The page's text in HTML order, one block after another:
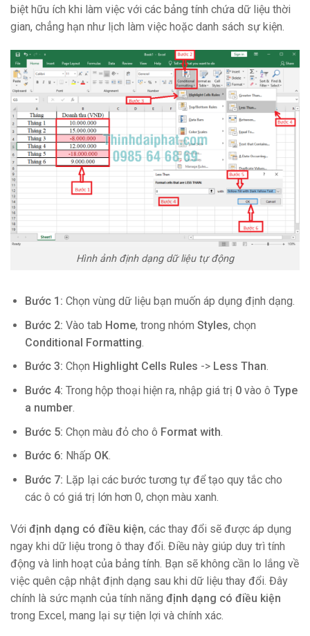
biệt hữu ích khi làm việc với các bảng tính chứa dữ liệu thời
gian, chẳng hạn như lịch làm việc hoặc danh sách sự kiện.
Hình ảnh định dạng dữ liệu tự động
Bước 1: Chọn vùng dữ liệu bạn muốn áp dụng định dạng.
Bước 2: Vào tab Home, trong nhóm Styles, chọn
Conditional Formatting.
Bước 3: Chọn Highlight Cells Rules -> Less Than.
Bước 4: Trong hộp thoại hiện ra, nhập giá trị 0vào ô Type
a number.
Bước 5: Chọn màu đỏ cho ô Format with
Bước 6: Nhấp OK.
Bước 7: Lặp lại các bước tương tự để tạo quy tắc cho
các ô có giá trị lớn hơn 0, chọn màu xanh.
Với định dạng có điều kiện, các thay đổi sẽ được áp dụng
ngay khi dữ liệu trong ô thay đổi. Điều này giúp duy trì tính
động và linh hoạt của bảng tính. Bạn sẽ không cần lo lắng về
việc quên cập nhật định dạng sau khi dữ liệu thay đổi. Đây
chính là sức mạnh của tính năng định dạng có điều kiện
trong Excel, mang lại sự tiện lợi và chính xác.